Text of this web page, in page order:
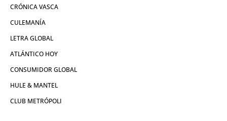
CRÓNICA VASCA
CULEMANÍA
LETRA GLOBAL
ATLÁNTICO HOY
CONSUMIDOR GLOBAL
HULE & MANTEL
CLUB METRÓPOLI